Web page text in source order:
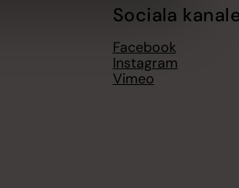
Sociala
Facebook
Instagram
Vimeo